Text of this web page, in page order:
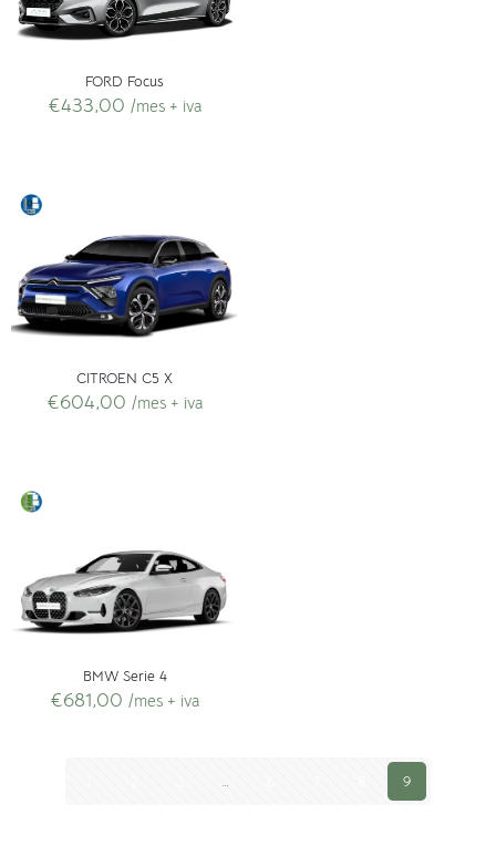
FORD Focus
€433,00 /mes + iva
CITROEN C5 X
€604,00 /mes + iva
BMW Serie 4
€681,00 /mes + iva
… 9